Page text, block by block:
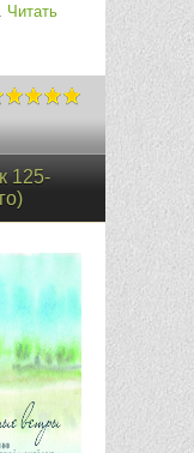
Читать
125-